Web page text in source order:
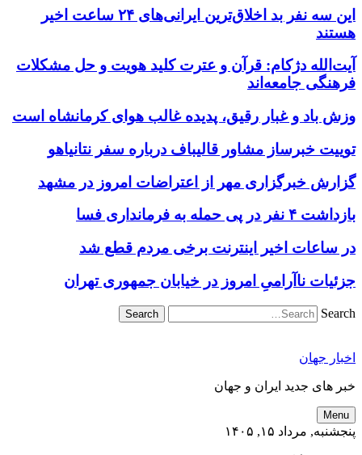
این سه نفر بد اخلاق‌ترین ایرانی‌های ۲۴ ساعت اخیر
هستند
آیت‌الله دژکام: قرآن و عترت کلید هویت و حل مشکلات
فرهنگی جامعه‌اند
وزش باد و غبار رقیق، پدیده غالب هوای کرمانشاه است
توییت خبرساز مشاور قالیباف درباره سفر نتانیاهو
گزارش خبرگزاری مهر از اعتراضات امروز در مشهد
بازداشت ۴ نفر در پی حمله به فرمانداری فسا
در ساعات اخیر اینترنت برخی مردم قطع شد
جزئیات ناآرامیِ امروز در خیابان جمهوری تهران
Search
اخبار جهان
خبر های جدید ایران و جهان
Menu
پنجشنبه, مرداد ۱۵, ۱۴۰۵